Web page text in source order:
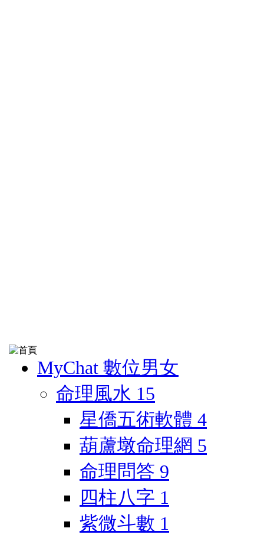
MyChat 數位男女
命理風水 15
星僑五術軟體 4
葫蘆墩命理網 5
命理問答 9
四柱八字 1
紫微斗數 1